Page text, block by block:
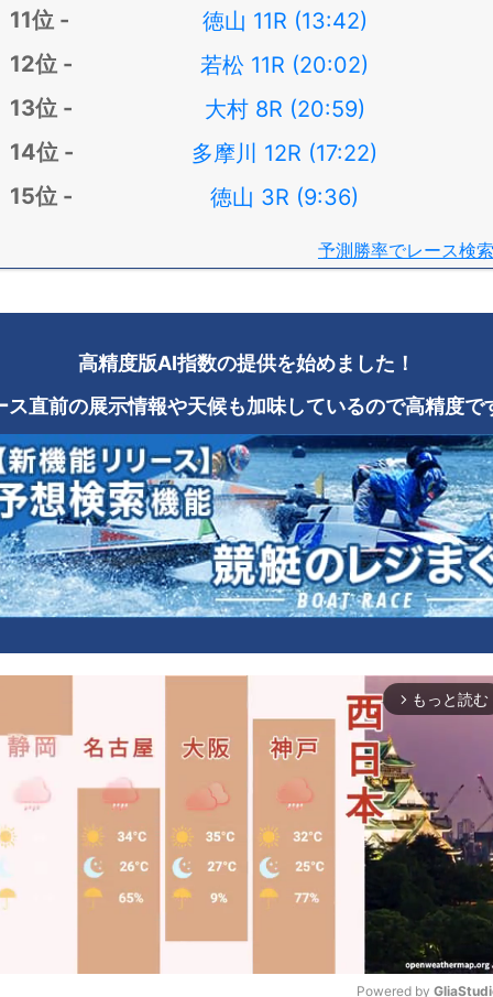
徳山 11R (13:42)
若松 11R (20:02)
大村 8R (20:59)
多摩川 12R (17:22)
徳山 3R (9:36)
予測勝率でレース検索
高精度版AI指数の提供を始めました！
ス直前の展示情報や天候も加味しているので高精度で
arrow_forward_ios もっと読む
Powered by